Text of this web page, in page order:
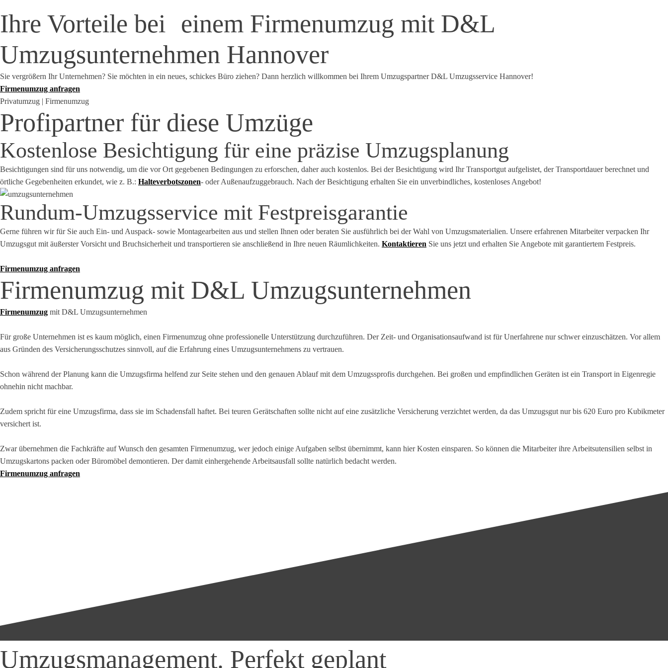
Ihre Vorteile bei einem Firmenumzug mit D&L
Umzugsunternehmen Hannover
Sie vergrößern Ihr Unternehmen? Sie möchten in ein neues, schickes Büro ziehen? Dann herzlich willkommen bei Ihrem Umzugspartner D&L Umzugsservice Hannover!
Firmenumzug anfragen
Privatumzug | Firmenumzug
Profipartner für diese Umzüge
Kostenlose Besichtigung für eine präzise Umzugsplanung
Besichtigungen sind für uns notwendig, um die vor Ort gegebenen Bedingungen zu erforschen, daher auch kostenlos. Bei der Besichtigung wird Ihr Transportgut aufgelistet, der Transportdauer berechnet und
örtliche Gegebenheiten erkundet, wie z. B.: Halteverbotszonen- oder Außenaufzuggebrauch. Nach der Besichtigung erhalten Sie ein unverbindliches, kostenloses Angebot!
Rundum-Umzugsservice mit Festpreisgarantie
Gerne führen wir für Sie auch Ein- und Auspack- sowie Montagearbeiten aus und stellen Ihnen oder beraten Sie ausführlich bei der Wahl von Umzugsmaterialien. Unsere erfahrenen Mitarbeiter verpacken Ihr
Umzugsgut mit äußerster Vorsicht und Bruchsicherheit und transportieren sie anschließend in Ihre neuen Räumlichkeiten. Kontaktieren Sie uns jetzt und erhalten Sie Angebote mit garantiertem Festpreis.
Firmenumzug anfragen
Firmenumzug mit D&L Umzugsunternehmen
Firmenumzug mit D&L Umzugsunternehmen
Für große Unternehmen ist es kaum möglich, einen Firmenumzug ohne professionelle Unterstützung durchzuführen. Der Zeit- und Organisationsaufwand ist für Unerfahrene nur schwer einzuschätzen. Vor allem
aus Gründen des Versicherungsschutzes sinnvoll, auf die Erfahrung eines Umzugsunternehmens zu vertrauen.
Schon während der Planung kann die Umzugsfirma helfend zur Seite stehen und den genauen Ablauf mit dem Umzugssprofis durchgehen. Bei großen und empfindlichen Geräten ist ein Transport in Eigenregie
ohnehin nicht machbar.
Zudem spricht für eine Umzugsfirma, dass sie im Schadensfall haftet. Bei teuren Gerätschaften sollte nicht auf eine zusätzliche Versicherung verzichtet werden, da das Umzugsgut nur bis 620 Euro pro Kubikmeter
versichert ist.
Zwar übernehmen die Fachkräfte auf Wunsch den gesamten Firmenumzug, wer jedoch einige Aufgaben selbst übernimmt, kann hier Kosten einsparen. So können die Mitarbeiter ihre Arbeitsutensilien selbst in
Umzugskartons packen oder Büromöbel demontieren. Der damit einhergehende Arbeitsausfall sollte natürlich bedacht werden.
Firmenumzug anfragen
Umzugsmanagement. Perfekt geplant